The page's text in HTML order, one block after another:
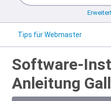
Tips für Webmaster
Software-
Anleitung